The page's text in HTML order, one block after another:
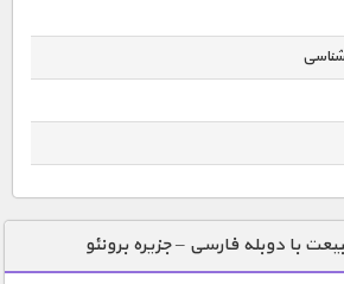
با دوبله فارسی – جزیره برونئو